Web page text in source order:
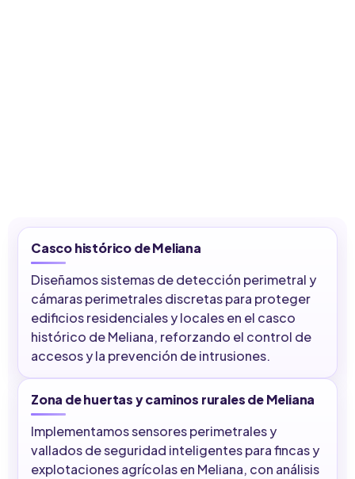
Casco histórico de Meliana
Diseñamos sistemas de detección perimetral y
cámaras perimetrales discretas para proteger
edificios residenciales y locales en el casco
histórico de Meliana, reforzando el control de
accesos y la prevención de intrusiones.
Zona de huertas y caminos rurales de Meliana
Implementamos sensores perimetrales y
vallados de seguridad inteligentes para fincas y
explotaciones agrícolas en Meliana, con análisis